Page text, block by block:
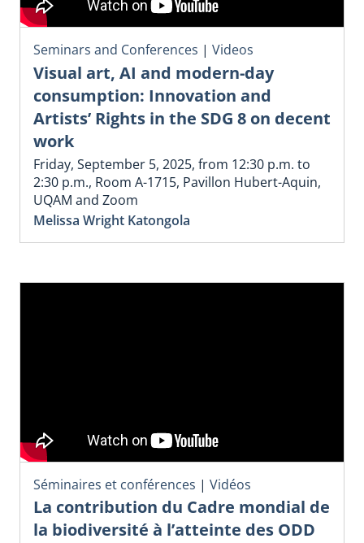
Seminars and Conferences | Videos
Visual art, AI and modern-day
consumption: Innovation and
Artists’ Rights in the SDG 8 on decent
work
Friday, September 5, 2025, from 12:30 p.m. to
2:30 p.m., Room A-1715, Pavillon Hubert-Aquin,
UQAM and Zoom
Melissa Wright Katongola
Séminaires et conférences | Vidéos
La contribution du Cadre mondial de
la biodiversité à l’atteinte des ODD